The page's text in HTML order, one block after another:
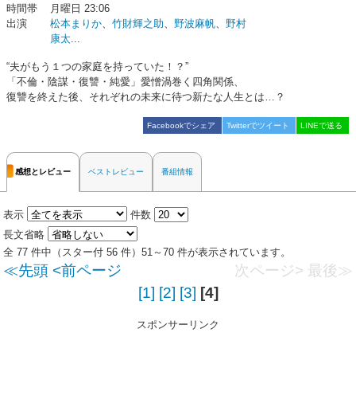
時間帯
月曜日 23:06
出演
松本まりか、 竹財輝之助、 野波麻帆、 野村
康太...
“夫がもう１つの家庭を持っていた！？”
「不倫・陰謀・復讐・純愛」愛憎渦巻く四角関係、
復讐を終えた後、それぞれの未来に待つ新たな人生とは…？
Facebookでシェア Twitterでツイート LINEで送る
感想とレビュー ベストレビュー 番組情報
表示
件数
長文省略
全 77 件中（スター付 56 件）51～70 件が表示されています。
≪先頭 <前ページ 次ページ> 最後≫
[1] [2] [3] [4]
スポンサーリンク